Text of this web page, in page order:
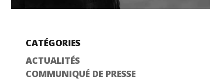
CATÉGORIES
ACTUALITÉS
COMMUNIQUÉ DE PRESSE